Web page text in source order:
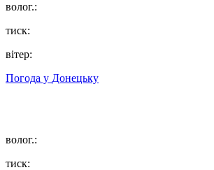
волог.:
тиск:
вітер:
Погода у Донецьку
волог.:
тиск: